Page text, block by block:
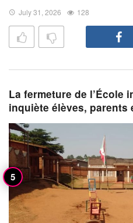
July 31, 2026 128
La fermeture de l’École
inquiète élèves, parents